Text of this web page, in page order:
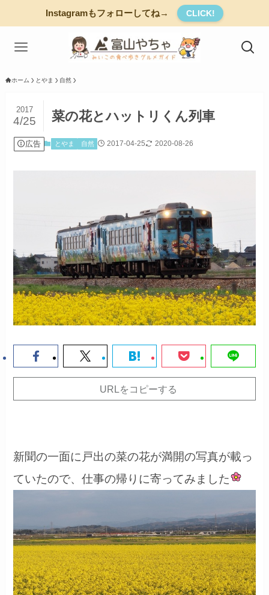
Instagramもフォローしてね→ CLICK!
ホーム とやま 自然
菜の花とハットリくん列車
2017
4/25
広告 とやま 自然 2017-04-25 2020-08-26
URLをコピーする
新聞の一面に戸出の菜の花が満開の写真が載っ
ていたので、仕事の帰りに寄ってみました